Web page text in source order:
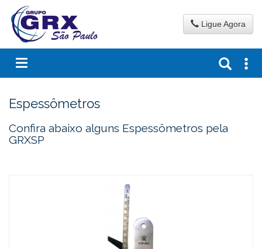
Ligue Agora
Espessômetros
Confira abaixo alguns Espessômetros pela
GRXSP